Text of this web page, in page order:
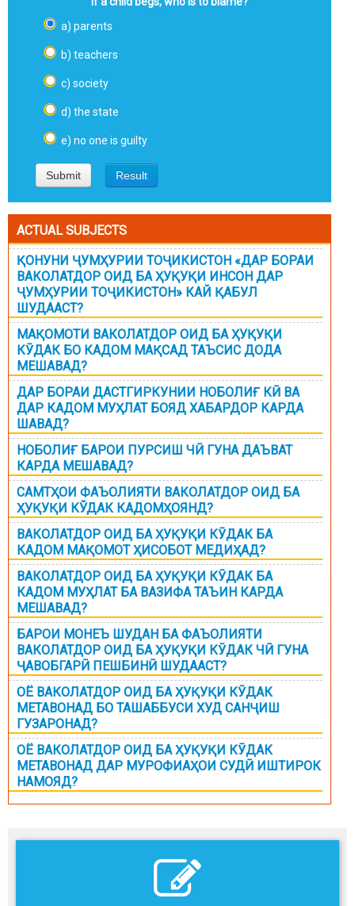
a) parents
b) teachers
c) society
d) the state
e) no one is guilty
ACTUAL SUBJECTS
ҚОНУНИ ҶУМҲУРИИ ТОҶИКИСТОН «ДАР БОРАИ
ВАКОЛАТДОР ОИД БА ҲУҚУҚИ ИНСОН ДАР
ҶУМҲУРИИ ТОҶИКИСТОН» КАЙ ҚАБУЛ
ШУДААСТ?
МАҚОМОТИ ВАКОЛАТДОР ОИД БА ҲУҚУҚИ
КӮДАК БО КАДОМ МАҚСАД ТАЪСИС ДОДА
МЕШАВАД?
ДАР БОРАИ ДАСТГИРКУНИИ НОБОЛИҒ КӢ ВА
ДАР КАДОМ МУҲЛАТ БОЯД ХАБАРДОР КАРДА
ШАВАД?
НОБОЛИҒ БАРОИ ПУРСИШ ЧӢ ГУНА ДАЪВАТ
КАРДА МЕШАВАД?
САМТҲОИ ФАЪОЛИЯТИ ВАКОЛАТДОР ОИД БА
ҲУҚУҚИ КЎДАК КАДОМҲОЯНД?
ВАКОЛАТДОР ОИД БА ҲУҚУҚИ КӮДАК БА
КАДОМ МАҚОМОТ ҲИСОБОТ МЕДИҲАД?
ВАКОЛАТДОР ОИД БА ҲУҚУҚИ КӮДАК БА
КАДОМ МУҲЛАТ БА ВАЗИФА ТАЪИН КАРДА
МЕШАВАД?
БАРОИ МОНЕЪ ШУДАН БА ФАЪОЛИЯТИ
ВАКОЛАТДОР ОИД БА ҲУҚУҚИ КӮДАК ЧӢ ГУНА
ҶАВОБГАРӢ ПЕШБИНӢ ШУДААСТ?
ОЁ ВАКОЛАТДОР ОИД БА ҲУҚУҚИ КӮДАК
МЕТАВОНАД БО ТАШАББУСИ ХУД САНҶИШ
ГУЗАРОНАД?
ОЁ ВАКОЛАТДОР ОИД БА ҲУҚУҚИ КӮДАК
МЕТАВОНАД ДАР МУРОФИАҲОИ СУДӢ ИШТИРОК
НАМОЯД?